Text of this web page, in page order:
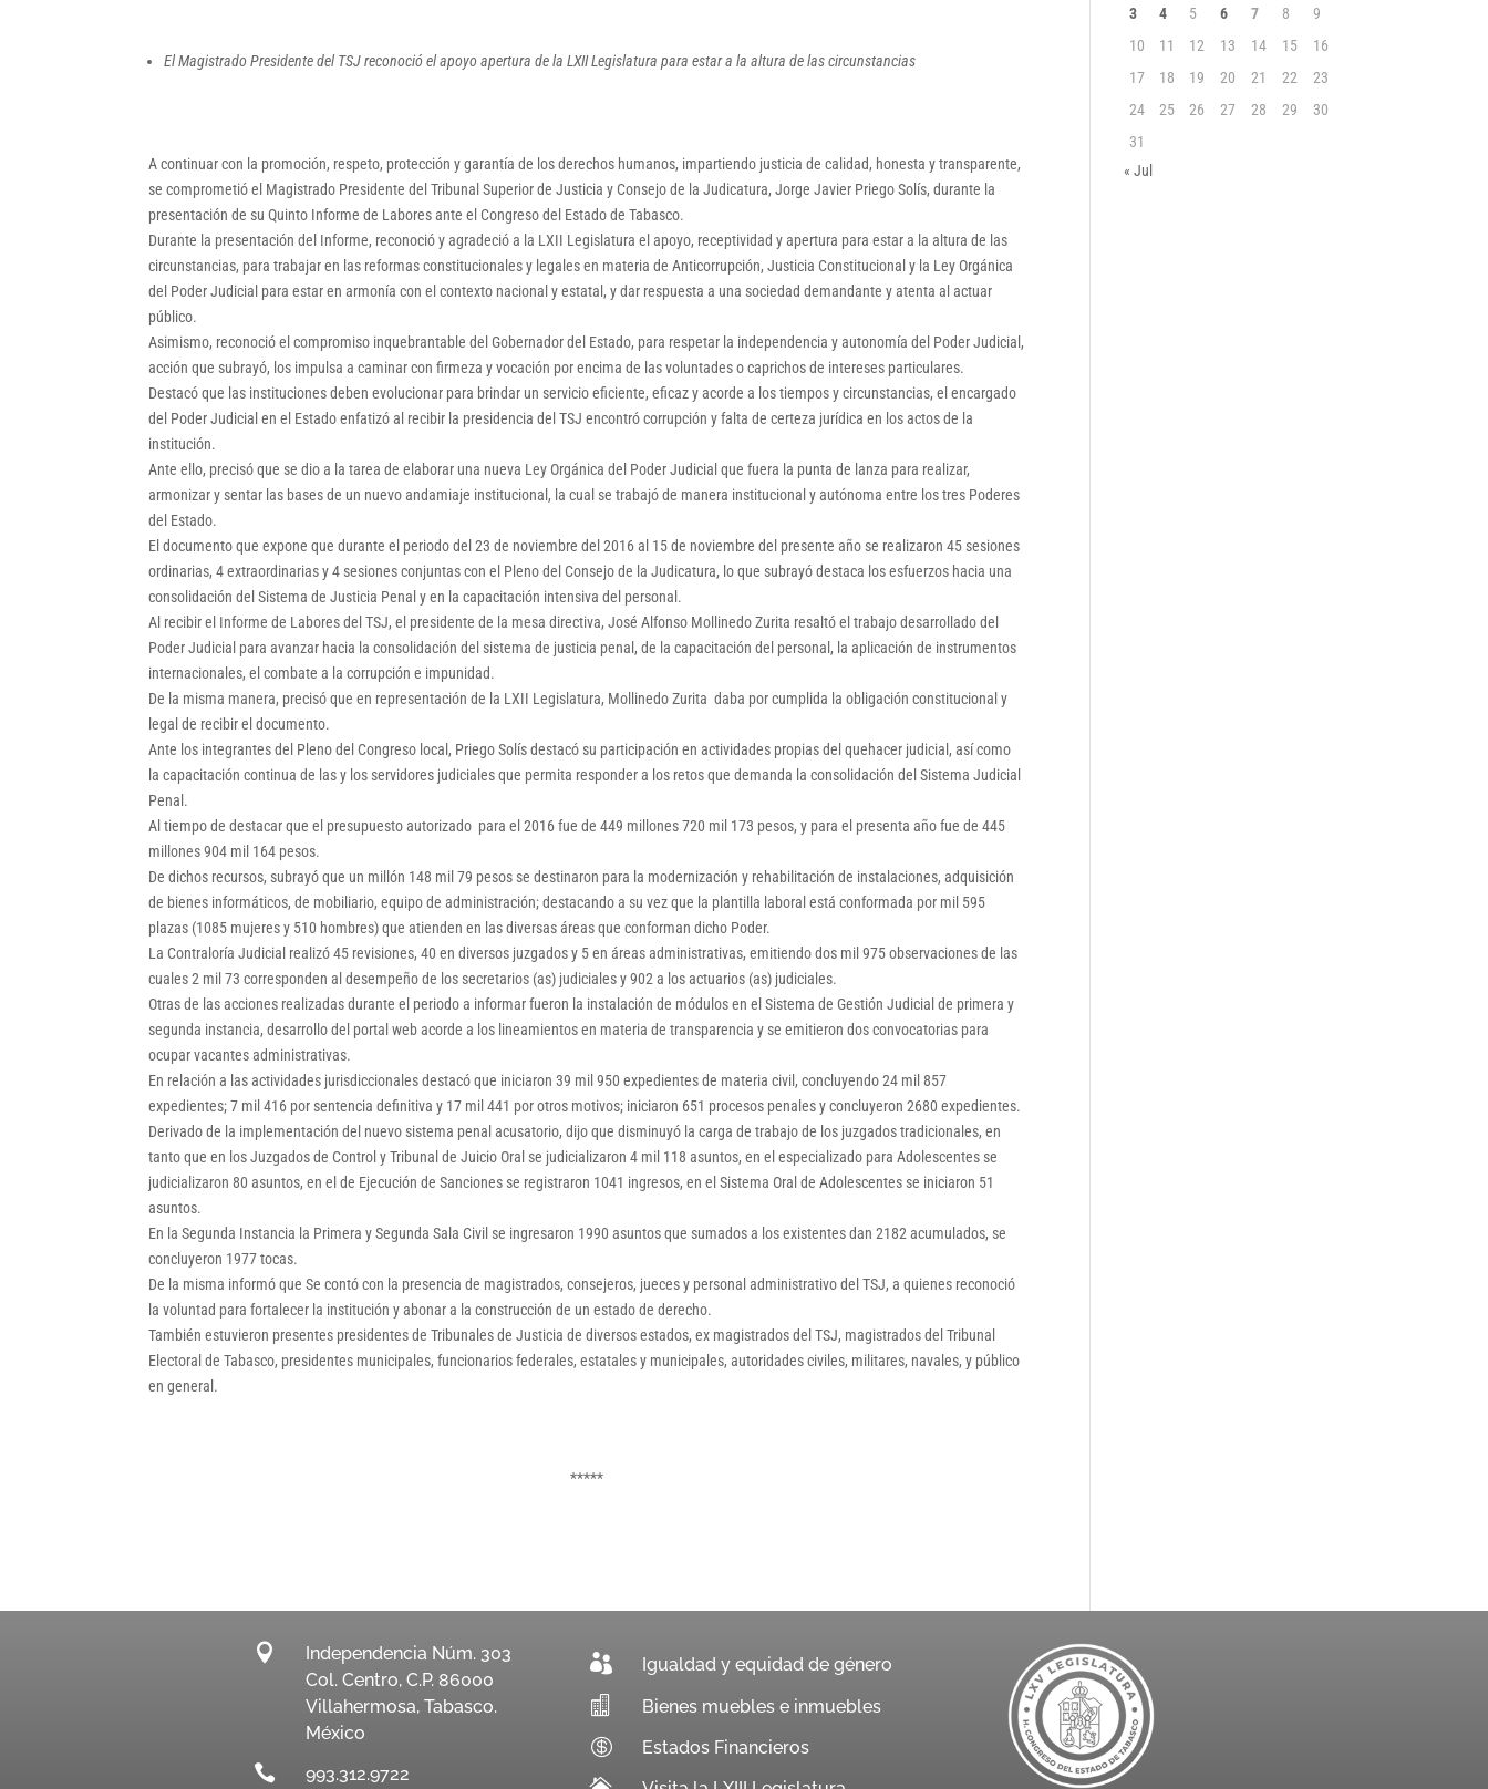
El Magistrado Presidente del TSJ reconoció el apoyo apertura de la LXII Legislatura para estar a la altura de las circunstancias
A continuar con la promoción, respeto, protección y garantía de los derechos humanos, impartiendo justicia de calidad, honesta y transparente,
se comprometió el Magistrado Presidente del Tribunal Superior de Justicia y Consejo de la Judicatura, Jorge Javier Priego Solís, durante la
presentación de su Quinto Informe de Labores ante el Congreso del Estado de Tabasco.
Durante la presentación del Informe, reconoció y agradeció a la LXII Legislatura el apoyo, receptividad y apertura para estar a la altura de las
circunstancias, para trabajar en las reformas constitucionales y legales en materia de Anticorrupción, Justicia Constitucional y la Ley Orgánica
del Poder Judicial para estar en armonía con el contexto nacional y estatal, y dar respuesta a una sociedad demandante y atenta al actuar
público.
Asimismo, reconoció el compromiso inquebrantable del Gobernador del Estado, para respetar la independencia y autonomía del Poder Judicial,
acción que subrayó, los impulsa a caminar con firmeza y vocación por encima de las voluntades o caprichos de intereses particulares.
Destacó que las instituciones deben evolucionar para brindar un servicio eficiente, eficaz y acorde a los tiempos y circunstancias, el encargado
del Poder Judicial en el Estado enfatizó al recibir la presidencia del TSJ encontró corrupción y falta de certeza jurídica en los actos de la
institución.
Ante ello, precisó que se dio a la tarea de elaborar una nueva Ley Orgánica del Poder Judicial que fuera la punta de lanza para realizar,
armonizar y sentar las bases de un nuevo andamiaje institucional, la cual se trabajó de manera institucional y autónoma entre los tres Poderes
del Estado.
El documento que expone que durante el periodo del 23 de noviembre del 2016 al 15 de noviembre del presente año se realizaron 45 sesiones
ordinarias, 4 extraordinarias y 4 sesiones conjuntas con el Pleno del Consejo de la Judicatura, lo que subrayó destaca los esfuerzos hacia una
consolidación del Sistema de Justicia Penal y en la capacitación intensiva del personal.
Al recibir el Informe de Labores del TSJ, el presidente de la mesa directiva, José Alfonso Mollinedo Zurita resaltó el trabajo desarrollado del
Poder Judicial para avanzar hacia la consolidación del sistema de justicia penal, de la capacitación del personal, la aplicación de instrumentos
internacionales, el combate a la corrupción e impunidad.
De la misma manera, precisó que en representación de la LXII Legislatura, Mollinedo Zurita daba por cumplida la obligación constitucional y
legal de recibir el documento.
Ante los integrantes del Pleno del Congreso local, Priego Solís destacó su participación en actividades propias del quehacer judicial, así como
la capacitación continua de las y los servidores judiciales que permita responder a los retos que demanda la consolidación del Sistema Judicial
Penal.
Al tiempo de destacar que el presupuesto autorizado para el 2016 fue de 449 millones 720 mil 173 pesos, y para el presenta año fue de 445
millones 904 mil 164 pesos.
De dichos recursos, subrayó que un millón 148 mil 79 pesos se destinaron para la modernización y rehabilitación de instalaciones, adquisición
de bienes informáticos, de mobiliario, equipo de administración; destacando a su vez que la plantilla laboral está conformada por mil 595
plazas (1085 mujeres y 510 hombres) que atienden en las diversas áreas que conforman dicho Poder.
La Contraloría Judicial realizó 45 revisiones, 40 en diversos juzgados y 5 en áreas administrativas, emitiendo dos mil 975 observaciones de las
cuales 2 mil 73 corresponden al desempeño de los secretarios (as) judiciales y 902 a los actuarios (as) judiciales.
Otras de las acciones realizadas durante el periodo a informar fueron la instalación de módulos en el Sistema de Gestión Judicial de primera y
segunda instancia, desarrollo del portal web acorde a los lineamientos en materia de transparencia y se emitieron dos convocatorias para
ocupar vacantes administrativas.
En relación a las actividades jurisdiccionales destacó que iniciaron 39 mil 950 expedientes de materia civil, concluyendo 24 mil 857
expedientes; 7 mil 416 por sentencia definitiva y 17 mil 441 por otros motivos; iniciaron 651 procesos penales y concluyeron 2680 expedientes.
Derivado de la implementación del nuevo sistema penal acusatorio, dijo que disminuyó la carga de trabajo de los juzgados tradicionales, en
tanto que en los Juzgados de Control y Tribunal de Juicio Oral se judicializaron 4 mil 118 asuntos, en el especializado para Adolescentes se
judicializaron 80 asuntos, en el de Ejecución de Sanciones se registraron 1041 ingresos, en el Sistema Oral de Adolescentes se iniciaron 51
asuntos.
En la Segunda Instancia la Primera y Segunda Sala Civil se ingresaron 1990 asuntos que sumados a los existentes dan 2182 acumulados, se
concluyeron 1977 tocas.
De la misma informó que Se contó con la presencia de magistrados, consejeros, jueces y personal administrativo del TSJ, a quienes reconoció
la voluntad para fortalecer la institución y abonar a la construcción de un estado de derecho.
También estuvieron presentes presidentes de Tribunales de Justicia de diversos estados, ex magistrados del TSJ, magistrados del Tribunal
Electoral de Tabasco, presidentes municipales, funcionarios federales, estatales y municipales, autoridades civiles, militares, navales, y público
en general.
*****
3
4 5 6 7 8
9
10
11 12 13 14 15
16
17
18 19 20 21 22
23
24
25 26 27 28 29
30
31
« Jul

Independencia Núm. 303
Col. Centro, C.P. 86000
Villahermosa, Tabasco.
México
 993.312.9722
 Igualdad y equidad de género
 Bienes muebles e inmuebles
 Estados Financieros